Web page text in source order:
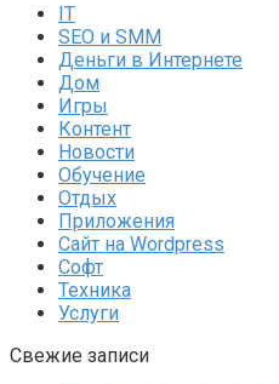
IT
SEO и SMM
Деньги в Интернете
Дом
Игры
Контент
Новости
Обучение
Отдых
Приложения
Сайт на Wordpress
Софт
Техника
Услуги
Свежие записи